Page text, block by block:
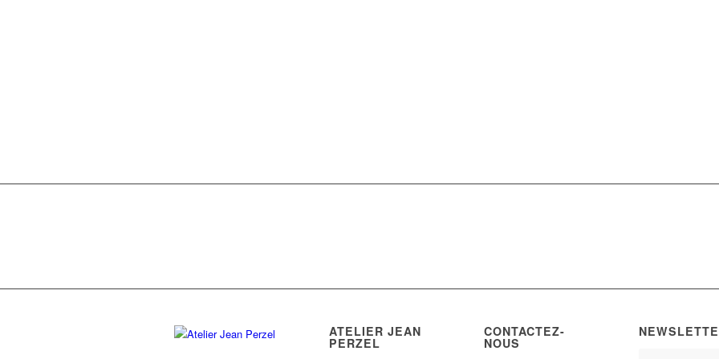
ATELIER JEAN
PERZEL
CONTACTEZ-
NOUS